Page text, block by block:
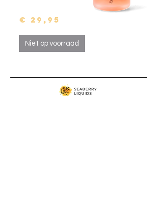
€ 29,95
Niet op voorraad